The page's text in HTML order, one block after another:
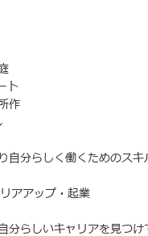
ト
作
自分らしく働くためのスキ
アアップ・起業
分らしいキャリアを見つけ